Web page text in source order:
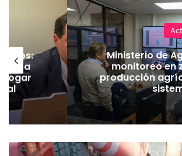
PC a
Ministerio de
monitoreo en
producción
C